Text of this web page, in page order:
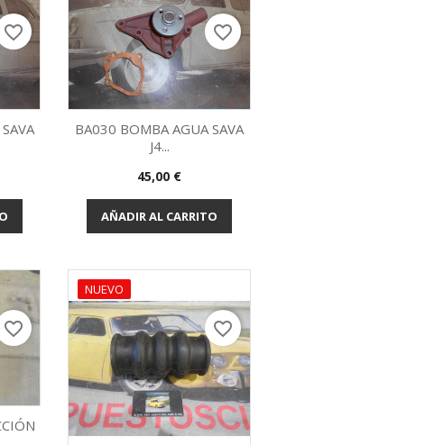
favorite_border
Vista rápida
BA030 BOMBA AGUA SAVA
J4...
Precio
45,00 €
AÑADIR AL CARRITO
favorite_border
favorite_border
NUEVO
favorite_border